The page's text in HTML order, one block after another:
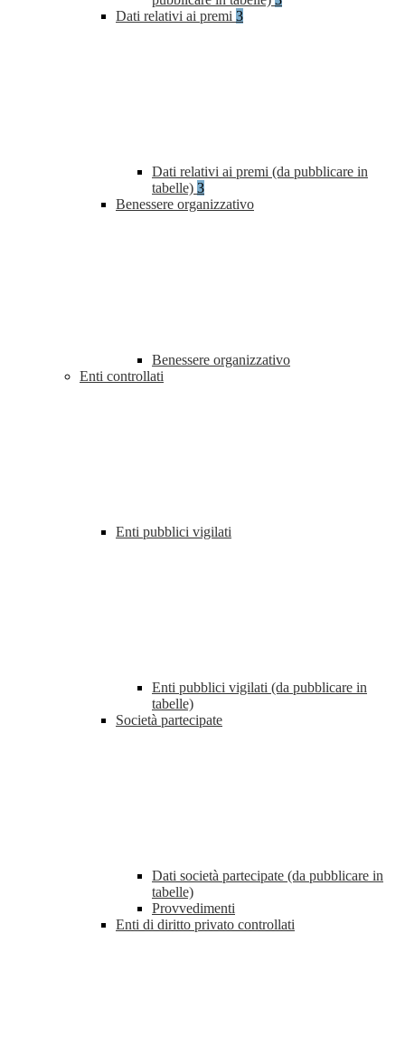
Dati relativi ai premi 3
Dati relativi ai premi (da pubblicare in
tabelle) 3
Benessere organizzativo
Benessere organizzativo
Enti controllati
Enti pubblici vigilati
Enti pubblici vigilati (da pubblicare in
tabelle)
Società partecipate
Dati società partecipate (da pubblicare in
tabelle)
Provvedimenti
Enti di diritto privato controllati